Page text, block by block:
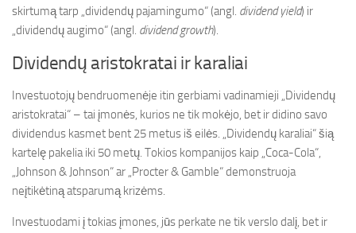
skirtumą tarp „dividendų pajamingumo“ (angl. dividend yield) ir
„dividendų augimo“ (angl. dividend growth).
Dividendų aristokratai ir karaliai
Investuotojų bendruomenėje itin gerbiami vadinamieji „Dividendų
aristokratai“ – tai įmonės, kurios ne tik mokėjo, bet ir didino savo
dividendus kasmet bent 25 metus iš eilės. „Dividendų karaliai“ šią
kartelę pakelia iki 50 metų. Tokios kompanijos kaip „Coca-Cola“,
„Johnson & Johnson“ ar „Procter & Gamble“ demonstruoja
neįtikėtiną atsparumą krizėms.
Investuodami į tokias įmones, jūs perkate ne tik verslo dalį, bet ir